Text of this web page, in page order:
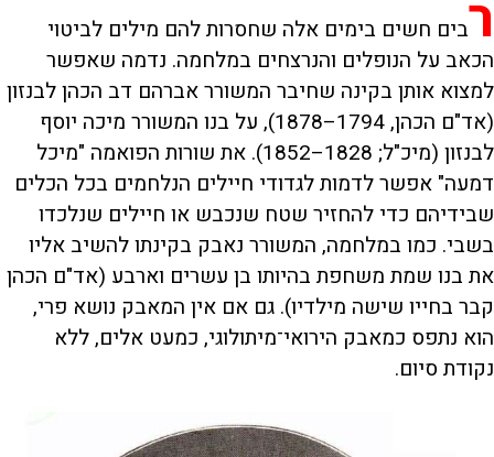
רבים חשים בימים אלה שחסרות להם מילים לביטוי
הכאב על הנופלים והנרצחים במלחמה. נדמה שאפשר
למצוא אותן בקינה שחיבר המשורר אברהם דב הכהן לבנזון
(אד"ם הכהן, 1794–1878), על בנו המשורר מיכה יוסף
לבנזון (מיכ"ל; 1828–1852). את שורות הפואמה "מיכל
דמעה" אפשר לדמות לגדודי חיילים הנלחמים בכל הכלים
שבידיהם כדי להחזיר שטח שנכבש או חיילים שנלכדו
בשבי. כמו במלחמה, המשורר נאבק בקינתו להשיב אליו
את בנו שמת משחפת בהיותו בן עשרים וארבע (אד"ם הכהן
קבר בחייו שישה מילדיו). גם אם אין המאבק נושא פרי,
הוא נתפס כמאבק הירואי־מיתולוגי, כמעט אלים, ללא
נקודת סיום.